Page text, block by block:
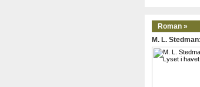
Roman »
M. L.